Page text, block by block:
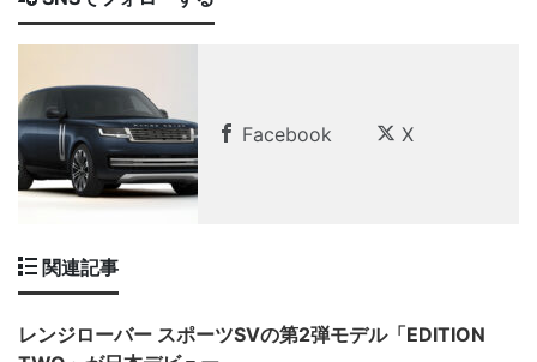
Facebook X
関連記事
レンジローバー スポーツSVの第2弾モデル「EDITION